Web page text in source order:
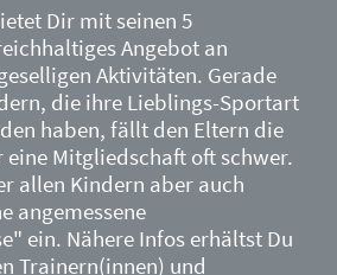
Dir mit seinen 5
Angebot an
Aktivitäten. Gerade
die ihre Lieblings-Sportart
haben, fällt den Eltern die
eine Mitgliedschaft oft schwer.
allen Kindern aber auch
angemessene
ein. Nähere Infos erhältst Du
Trainern(innen) und